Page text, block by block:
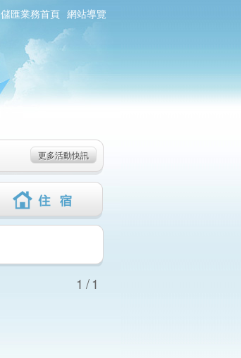
儲匯業務首頁 網站導覽
更多活動快訊
1/1